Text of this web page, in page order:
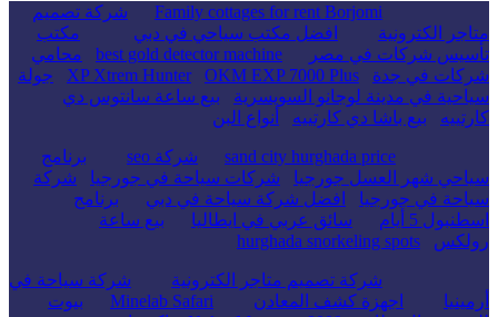
Family cottages for rent Borjomi
شركة تصميم
متاجر الكترونية
افضل مكتب سياحي في دبي
مكتب
تأسيس شركات في مصر
best gold detector machine
محامي
شركات في جدة
XP Xtrem Hunter OKM EXP 7000 Plus
جولة
سياحية في مدينة لوجانو السويسرية
بيع ساعة سانتوس دي
كارتييه
بيع باشا دي كارتييه أنواع البن
sand city hurghada price شركة seo
برنامج
سياحي شهر العسل جورجيا
شركات سياحة في جورجيا
شركة
سياحة في جورجيا
افضل شركة سياحة في دبي
برنامج
اسطنبول 5 أيام
سائق عربي في ايطاليا
بيع ساعة
رولكس
hurghada snorkeling spots
شركة تصميم متاجر الكترونية
شركة سياحة في
أرمينيا
اجهزة كشف المعادن Minelab Safari
بيوت